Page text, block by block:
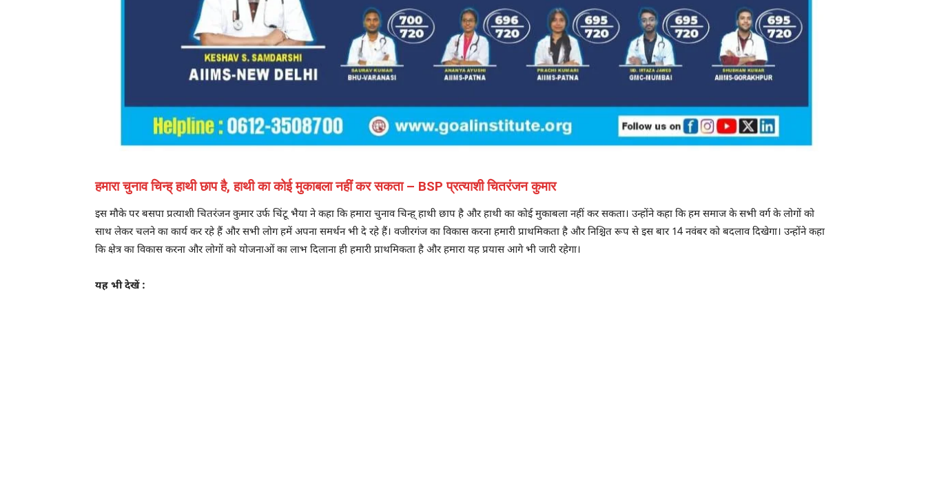
हमारा चुनाव चिन्ह् हाथी छाप है, हाथी का कोई मुकाबला नहीं कर सकता – BSP प्रत्याशी चितरंजन कुमार
इस मौके पर बसपा प्रत्याशी चितरंजन कुमार उर्फ चिंटू भैया ने कहा कि हमारा चुनाव चिन्ह् हाथी छाप है और हाथी का कोई मुकाबला नहीं कर सकता। उन्होंने कहा कि हम समाज के सभी वर्ग के लोगों को
साथ लेकर चलने का कार्य कर रहे हैं और सभी लोग हमें अपना समर्थन भी दे रहे हैं। वजीरगंज का विकास करना हमारी प्राथमिकता है और निश्चित रूप से इस बार 14 नवंबर को बदलाव दिखेगा। उन्होंने कहा
कि क्षेत्र का विकास करना और लोगों को योजनाओं का लाभ दिलाना ही हमारी प्राथमिकता है और हमारा यह प्रयास आगे भी जारी रहेगा।
यह भी देखें :